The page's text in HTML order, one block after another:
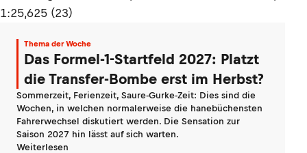
1:25,625 (23)
Thema der Woche
Das Formel-1-Startfeld 2027: Platzt
die Transfer-Bombe erst im Herbst?
Sommerzeit, Ferienzeit, Saure-Gurke-Zeit: Dies sind die
Wochen, in welchen normalerweise die hanebüchensten
Fahrerwechsel diskutiert werden. Die Sensation zur
Saison 2027 hin lässt auf sich warten.
Weiterlesen